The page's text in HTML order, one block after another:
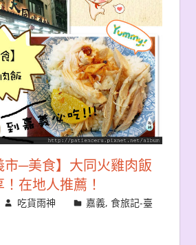
市─美食】大同火雞肉飯
在地人推薦！
吃貨雨神 嘉義,食旅記-臺